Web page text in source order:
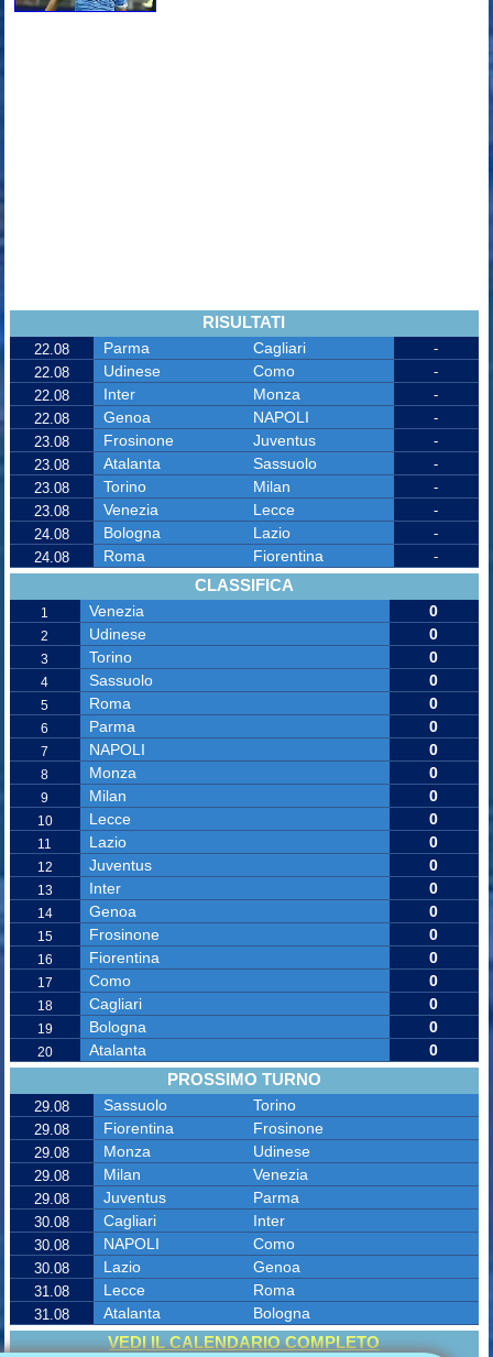
RISULTATI
22.08 Parma Cagliari
-
22.08
Udinese Como
-
22.08
Inter Monza
-
22.08
Genoa NAPOLI
-
23.08
Frosinone Juventus
-
23.08
Atalanta Sassuolo
-
23.08
Torino Milan
-
23.08
Venezia Lecce
-
24.08
Bologna Lazio
-
24.08
Roma Fiorentina -
CLASSIFICA
1 Venezia 0
2 Udinese 0
3 Torino 0
4 Sassuolo 0
5 Roma 0
6 Parma 0
7 NAPOLI 0
8 Monza 0
9 Milan 0
10 Lecce 0
11 Lazio 0
12 Juventus 0
13 Inter 0
14 Genoa 0
15 Frosinone 0
16 Fiorentina 0
17 Como 0
18 Cagliari 0
19 Bologna 0
20 Atalanta 0
PROSSIMO TURNO
29.08 Sassuolo Torino
29.08 Fiorentina Frosinone
29.08 Monza Udinese
29.08 Milan Venezia
29.08 Juventus Parma
30.08 Cagliari Inter
30.08 NAPOLI Como
30.08 Lazio Genoa
31.08 Lecce Roma
31.08 Atalanta Bologna
VEDI IL CALENDARIO COMPLETO